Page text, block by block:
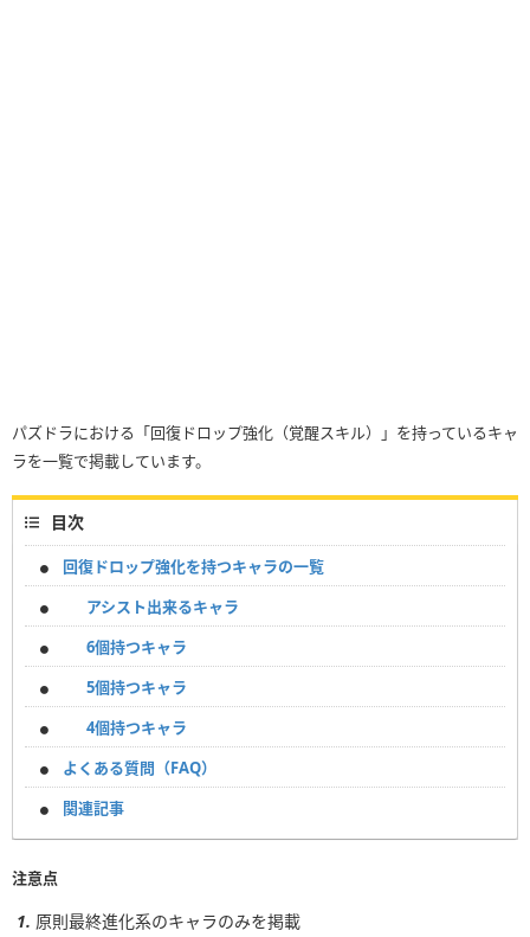
パズドラにおける「回復ドロップ強化（覚醒スキル）」を持っているキャ
ラを一覧で掲載しています。
目次
回復ドロップ強化を持つキャラの一覧
アシスト出来るキャラ
6個持つキャラ
5個持つキャラ
4個持つキャラ
よくある質問（FAQ）
関連記事
注意点
原則最終進化系のキャラのみを掲載